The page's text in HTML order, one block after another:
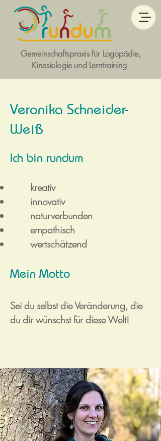
Gemeinschaftspraxis für Logopädie,
Kinesiologie und Lerntraining
Veronika Schneider-
Weiß
Ich bin rundum
kreativ
innovativ
naturverbunden
empathisch
wertschätzend
Mein Motto
Sei du selbst die Veränderung, die
du dir wünschst für diese Welt!